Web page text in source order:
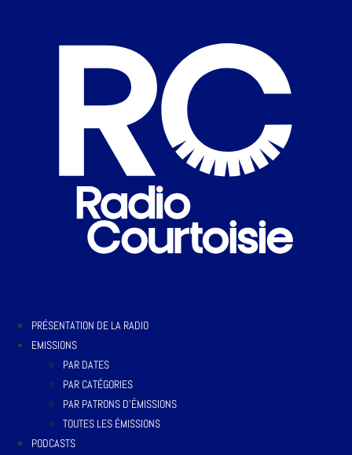
PRÉSENTATION DE LA RADIO
EMISSIONS
PAR DATES
PAR CATÉGORIES
PAR PATRONS D’ÉMISSIONS
TOUTES LES ÉMISSIONS
PODCASTS